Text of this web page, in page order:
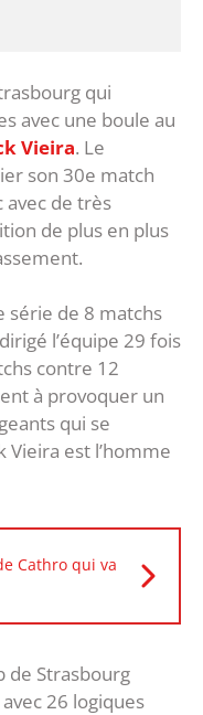
qui
avec une boule au
Vieira. Le
son 30e match
avec de très
de plus en plus
série de 8 matchs
l’équipe 29 fois
contre 12
à provoquer un
qui se
est l’homme
Cathro qui va
de Strasbourg
26 logiques